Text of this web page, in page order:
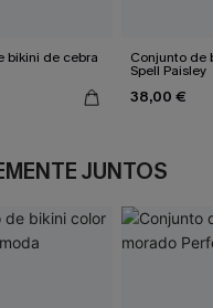
bikini de cebra Conjunto de
Spell Paisley
38,00 €
JUNTOS